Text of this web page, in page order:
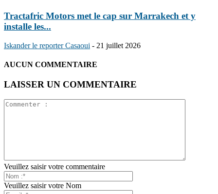
Tractafric Motors met le cap sur Marrakech et y
installe les...
Iskander le reporter Casaoui - 21 juillet 2026
AUCUN COMMENTAIRE
LAISSER UN COMMENTAIRE
Veuillez saisir votre commentaire
Veuillez saisir votre Nom